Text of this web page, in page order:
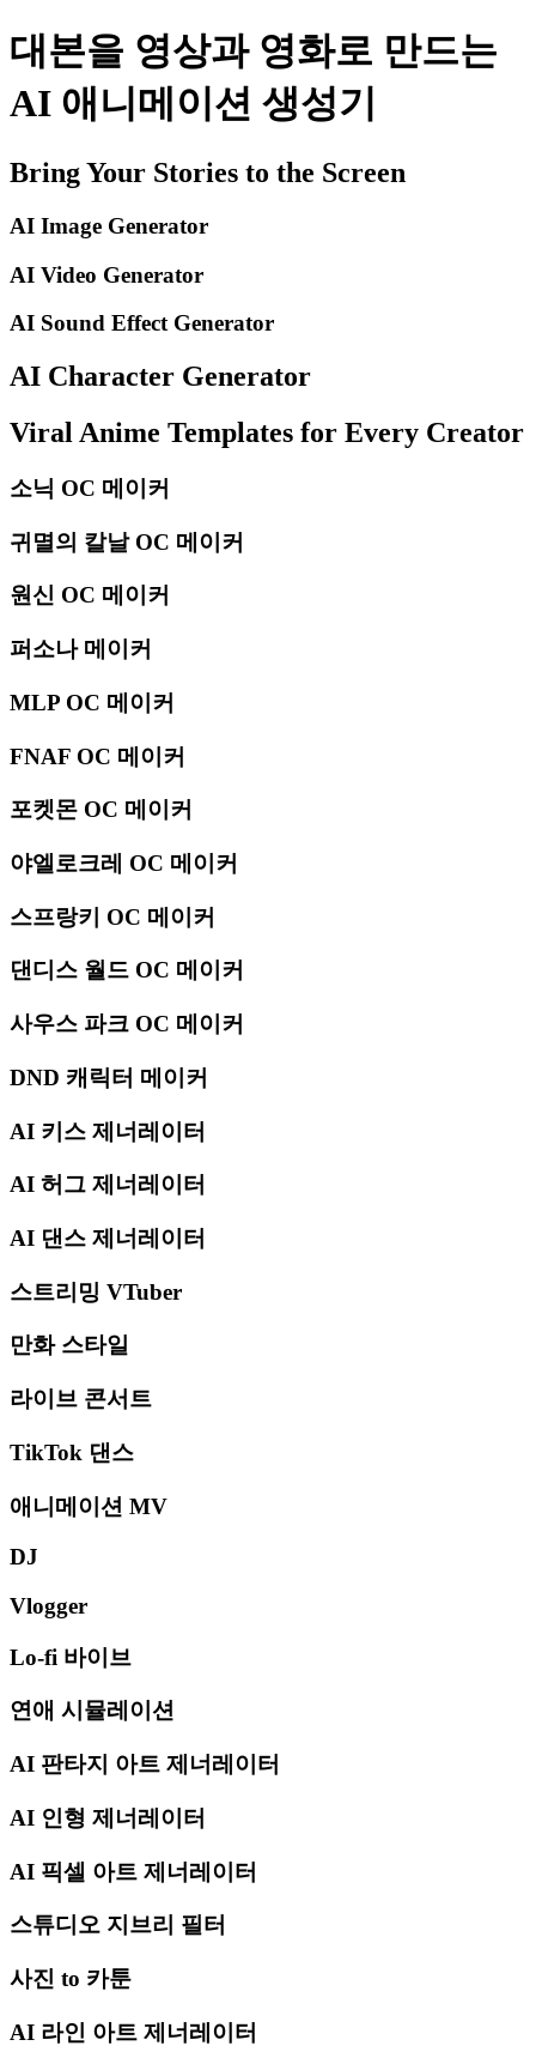
대본을 영상과 영화로 만드는
AI 애니메이션 생성기
Bring Your Stories to the Screen
AI Image Generator
AI Video Generator
AI Sound Effect Generator
AI Character Generator
Viral Anime Templates for Every Creator
소닉 OC 메이커
귀멸의 칼날 OC 메이커
원신 OC 메이커
퍼소나 메이커
MLP OC 메이커
FNAF OC 메이커
포켓몬 OC 메이커
야엘로크레 OC 메이커
스프랑키 OC 메이커
댄디스 월드 OC 메이커
사우스 파크 OC 메이커
DND 캐릭터 메이커
AI 키스 제너레이터
AI 허그 제너레이터
AI 댄스 제너레이터
스트리밍 VTuber
만화 스타일
라이브 콘서트
TikTok 댄스
애니메이션 MV
DJ
Vlogger
Lo-fi 바이브
연애 시뮬레이션
AI 판타지 아트 제너레이터
AI 인형 제너레이터
AI 픽셀 아트 제너레이터
스튜디오 지브리 필터
사진 to 카툰
AI 라인 아트 제너레이터